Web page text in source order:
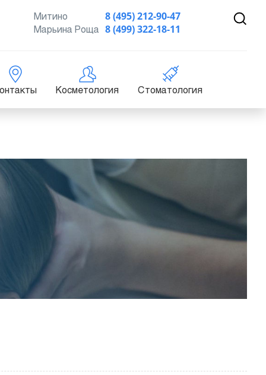
8 (495) 212-90-47
Митино
8 (499) 322-18-11
Марьина Роща
Косметология Стоматология